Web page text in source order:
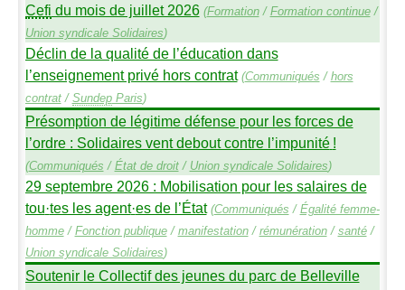
Cefi du mois de juillet 2026 (Formation/ Formation continue/
Union syndicale Solidaires)
Déclin de la qualité de l’éducation dans
l’enseignement privé hors contrat (Communiqués / hors
contrat/ SundepParis)
Présomption de légitime défense pour les forces de
l’ordre : Solidaires vent debout contre l’impunité !
(Communiqués / État de droit/ Union syndicale Solidaires)
29 septembre 2026 : Mobilisation pour les salaires de
tou·tes les agent·es de l’État (Communiqués / Égalité femme-
homme/ Fonction publique/ manifestation/ rémunération/ santé/
Union syndicale Solidaires)
Soutenir le Collectif des jeunes du parc de Belleville